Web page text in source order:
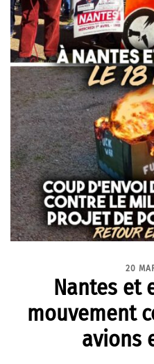
20
Nantes et
mouvement
avions